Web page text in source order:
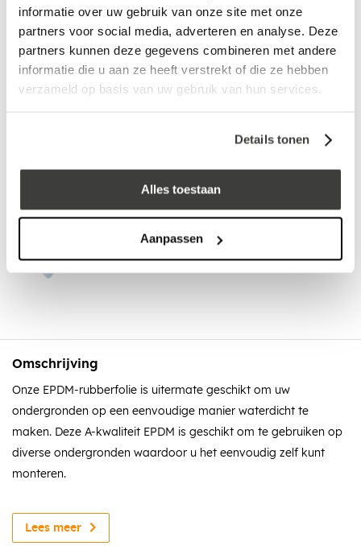
informatie over uw gebruik van onze site met onze
partners voor social media, adverteren en analyse. Deze
partners kunnen deze gegevens combineren met andere
informatie die u aan ze heeft verstrekt of die ze hebben
verzameld op basis van uw gebruik van hun services.
Details tonen
Alles toestaan
Aanpassen
log in voor prijs
Vraag een vrijblijvende offerte aan!
Laagste prijs
in Nederland én België!
Klanten beoordelen ons met een 5/5
Advies nodig?
Bel: +31 78-303 1670
Omschrijving
Onze EPDM-rubberfolie is uitermate geschikt om uw
ondergronden op een eenvoudige manier waterdicht te
maken. Deze A-kwaliteit EPDM is geschikt om te gebruiken op
diverse ondergronden waardoor u het eenvoudig zelf kunt
monteren.
contaclijm en de EPDM-kit, hiermee maakt u, met deze rol, uw
Lees meer